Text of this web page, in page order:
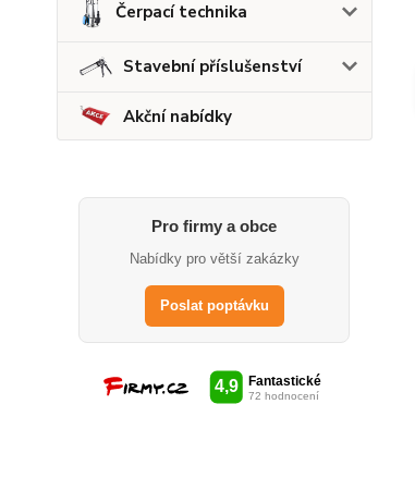
Čerpací technika
Stavební příslušenství
Akční nabídky
Pro firmy a obce
Nabídky pro větší zakázky
Poslat poptávku